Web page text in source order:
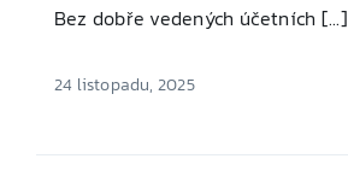
Bez dobře vedených účetních [...]
24 listopadu, 2025